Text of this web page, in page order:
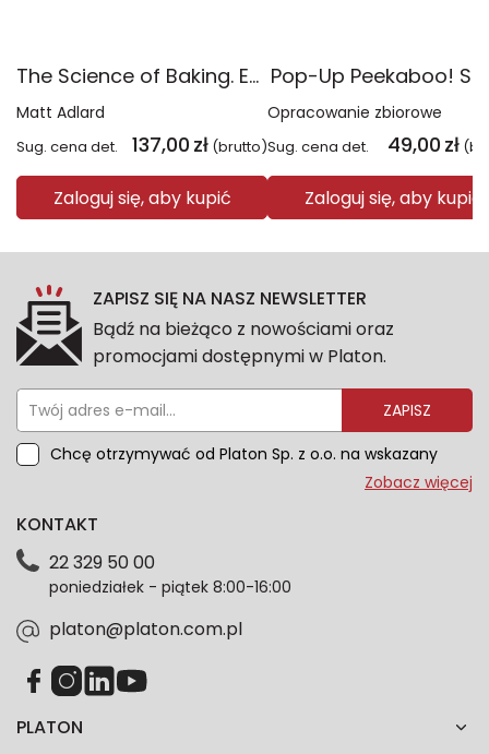
The Science of Baking. Everything You Need to Know to Create Perfect Sweet and Savoury Bakes, Every Time
Matt Adlard
Sug. cena det. 137,00 zł (brutto)
Zaloguj się, aby kupić
Pop-Up Peekaboo!
Opracowanie zbiorowe
Sug. cena det. 49,00 zł
Zaloguj się, aby kupić
ZAPISZ SIĘ NA NASZ NEWSLETTER
Bądź na bieżąco z nowościami oraz
promocjami dostępnymi w Platon.
ZAPISZ
Chcę otrzymywać od Platon Sp. z o.o. na wskazany
przeze mnie adres e-mail informacje marketingowe
dotyczące danych osobowych znajdziesz w naszej
każdym czasie. Wycofanie zgody nie wpłynie na
zgodność z prawem przetwarzania dokonanego przed
Zobacz więcej
PLATON
KONTAKT
22 329 50 00
poniedziałek - piątek 8:00-16:00
platon@platon.com.pl